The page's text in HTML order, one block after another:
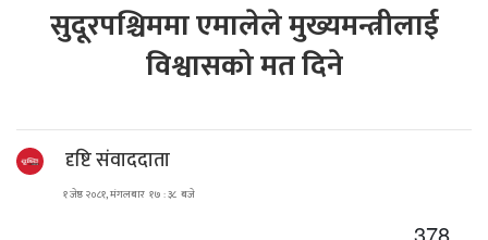
सुदूरपश्चिममा एमालेले मुख्यमन्त्रीलाई
विश्वासको मत दिने
दृष्टि संवाददाता
१ जेष्ठ २०८१, मंगलबार १७ : ३८ बजे